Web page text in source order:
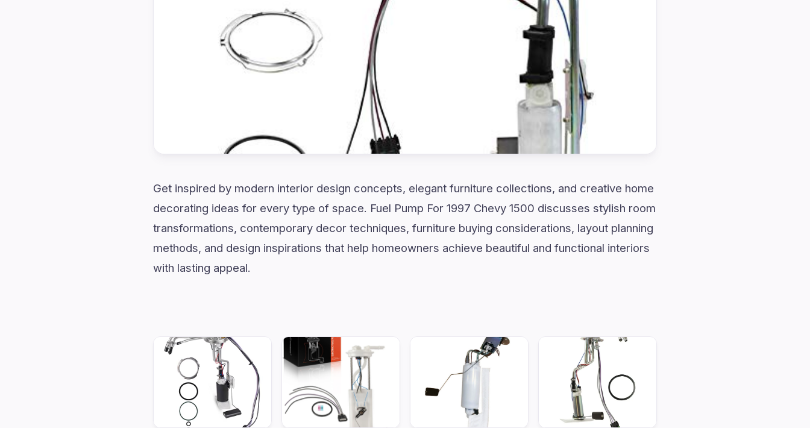
Get inspired by modern interior design concepts, elegant furniture collections, and creative home
decorating ideas for every type of space. Fuel Pump For 1997 Chevy 1500 discusses stylish room
transformations, contemporary decor techniques, furniture buying considerations, layout planning
methods, and design inspirations that help homeowners achieve beautiful and functional interiors
with lasting appeal.